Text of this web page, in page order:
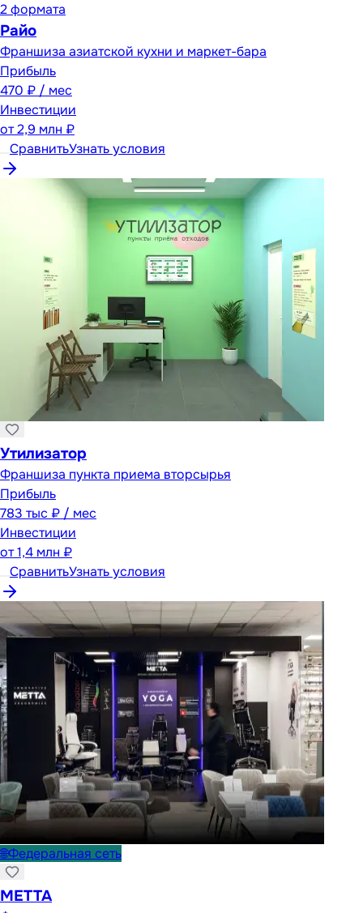
2формата
Райо
Франшиза азиатской кухни и маркет-бара
Прибыль
470 ₽ / мес
Инвестиции
от2,9 млн ₽
СравнитьУзнать условия
Утилизатор
Франшиза пункта приема вторсырья
Прибыль
783 тыс ₽ / мес
Инвестиции
от1,4 млн ₽
СравнитьУзнать условия
🌐Федеральная сеть
METTA